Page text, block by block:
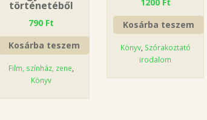
történetéből
790 Ft
Kosárba teszem
Film, színház, zene
Könyv
Kosárba teszem
Könyv, Szórakoztató
irodalom